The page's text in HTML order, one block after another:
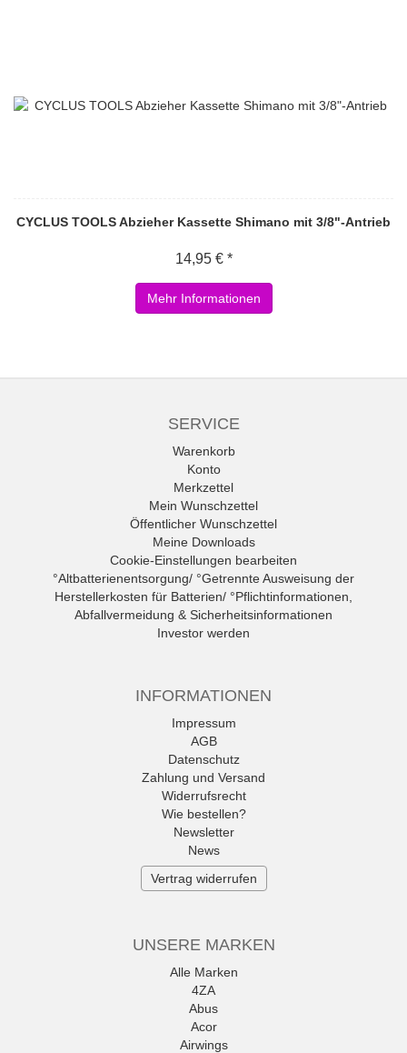
CYCLUS TOOLS Abzieher Kassette Shimano mit 3/8"-Antrieb
14,95 € *
Mehr Informationen
SERVICE
Warenkorb
Konto
Merkzettel
Mein Wunschzettel
Öffentlicher Wunschzettel
Meine Downloads
Cookie-Einstellungen bearbeiten
°Altbatterienentsorgung/ °Getrennte Ausweisung der
Herstellerkosten für Batterien/ °Pflichtinformationen,
Abfallvermeidung & Sicherheitsinformationen
Investor werden
INFORMATIONEN
Impressum
AGB
Datenschutz
Zahlung und Versand
Widerrufsrecht
Wie bestellen?
Newsletter
News
Vertrag widerrufen
UNSERE MARKEN
Alle Marken
4ZA
Abus
Acor
Airwings